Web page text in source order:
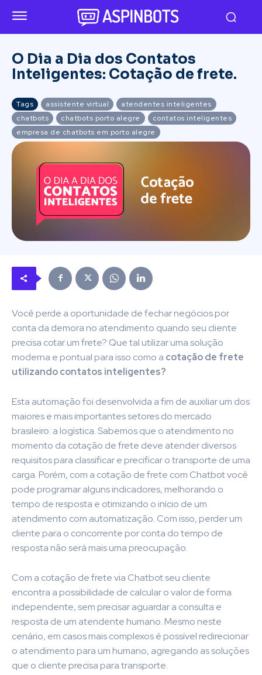
O Dia a Dia dos Contatos
Inteligentes: Cotação de frete.
Tags assistente virtual
atendentes inteligentes
chatbots
chatbots porto alegre
contatos inteligentes
empresa de chatbots em porto alegre
Você perde a oportunidade de fechar negócios por
conta da demora no atendimento quando seu cliente
precisa cotar um frete? Que tal utilizar uma solução
moderna e pontual para isso como a cotação de frete
utilizando contatos inteligentes?
Esta automação foi desenvolvida a fim de auxiliar um dos
maiores e mais importantes setores do mercado
brasileiro: a logística. Sabemos que o atendimento no
momento da cotação de frete deve atender diversos
requisitos para classificar e precificar o transporte de uma
carga. Porém, com a cotação de frete com Chatbotvocê
pode programar alguns indicadores, melhorando o
tempo de resposta e otimizando o início de um
atendimento com automatização. Com isso, perder um
cliente para o concorrente por conta do tempo de
resposta não será mais uma preocupação.
Com a cotação de frete via Chatbotseu cliente
encontra a possibilidade de calcular o valor de forma
independente, sem precisar aguardar a consulta e
resposta de um atendente humano. Mesmo neste
cenário, em casos mais complexos é possível redirecionar
o atendimento para um humano, agregando as soluções
que o cliente precisa para transporte.